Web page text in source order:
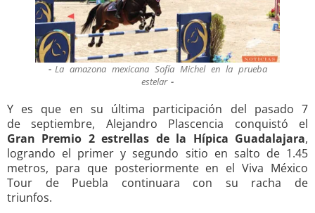
La amazona mexicana Sofía Michel en la prueba
estelar
Y es que en su última participación del pasado 7
de septiembre, Alejandro Plascencia conquistó el
Gran Premio 2 estrellas de la Hípica Guadalajara,
logrando el primer y segundo sitio en salto de 1.45
metros, para que posteriormente en el Viva México
Tour de Puebla continuara con su racha de
triunfos.